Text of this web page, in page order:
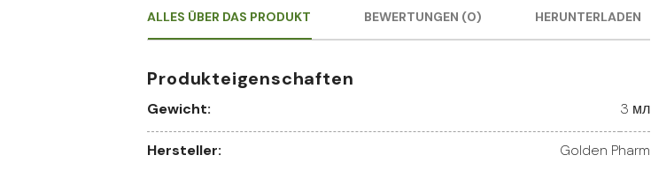
ALLES ÜBER DAS PRODUKT BEWERTUNGEN (0) HERUNTERLADEN
Produkteigenschaften
Gewicht: 3 мл
Hersteller: Golden Pharm